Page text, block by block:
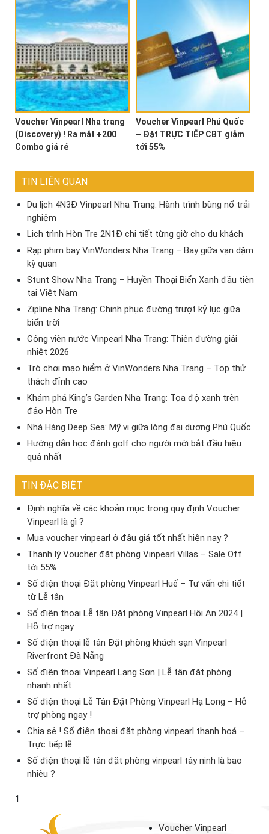
Voucher Vinpearl Nha trang
(Discovery) ! Ra mắt +200
Combo giá rẻ
Voucher Vinpearl Phú Quốc
– Đặt TRỰC TIẾP CBT giảm
tới 55%
TIN LIÊN QUAN
Du lịch 4N3Đ Vinpearl Nha Trang: Hành trình bùng nổ trải
nghiệm
Lịch trình Hòn Tre 2N1Đ chi tiết từng giờ cho du khách
Rạp phim bay VinWonders Nha Trang – Bay giữa vạn dặm
kỳ quan
Stunt Show Nha Trang – Huyền Thoại Biển Xanh đầu tiên
tại Việt Nam
Zipline Nha Trang: Chinh phục đường trượt kỷ lục giữa
biển trời
Công viên nước Vinpearl Nha Trang: Thiên đường giải
nhiệt 2026
Trò chơi mạo hiểm ở VinWonders Nha Trang – Top thử
thách đỉnh cao
Khám phá King’s Garden Nha Trang: Tọa độ xanh trên
đảo Hòn Tre
Nhà Hàng Deep Sea: Mỹ vị giữa lòng đại dương Phú Quốc
Hướng dẫn học đánh golf cho người mới bắt đầu hiệu
quả nhất
TIN ĐẶC BIỆT
Định nghĩa về các khoản mục trong quy định Voucher
Vinpearl là gì ?
Mua voucher vinpearl ở đâu giá tốt nhất hiện nay ?
Thanh lý Voucher đặt phòng Vinpearl Villas – Sale Off
tới 55%
Số điện thoại Đặt phòng Vinpearl Huế – Tư vấn chi tiết
từ Lễ tân
Số điện thoại Lễ tân Đặt phòng Vinpearl Hội An 2024 |
Hỗ trợ ngay
Số điện thoại lễ tân Đặt phòng khách sạn Vinpearl
Riverfront Đà Nẵng
Số điện thoại Vinpearl Lạng Sơn | Lễ tân đặt phòng
nhanh nhất
Số điện thoại Lễ Tân Đặt Phòng Vinpearl Hạ Long – Hỗ
trợ phòng ngay !
Chia sẻ ! Số điện thoại đặt phòng vinpearl thanh hoá –
Trực tiếp lễ
Số điện thoại lễ tân đặt phòng vinpearl tây ninh là bao
nhiêu ?
1
Voucher Vinpearl